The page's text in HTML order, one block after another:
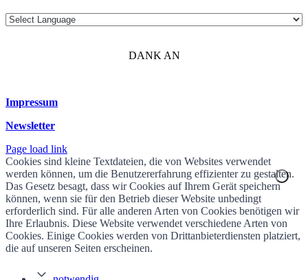
DANK AN
Impressum
Newsletter
Page load link
Cookies sind kleine Textdateien, die von Websites verwendet
werden können, um die Benutzererfahrung effizienter zu gestalten.
Das Gesetz besagt, dass wir Cookies auf Ihrem Gerät speichern
können, wenn sie für den Betrieb dieser Website unbedingt
erforderlich sind. Für alle anderen Arten von Cookies benötigen wir
Ihre Erlaubnis. Diese Website verwendet verschiedene Arten von
Cookies. Einige Cookies werden von Drittanbieterdiensten platziert,
die auf unseren Seiten erscheinen.